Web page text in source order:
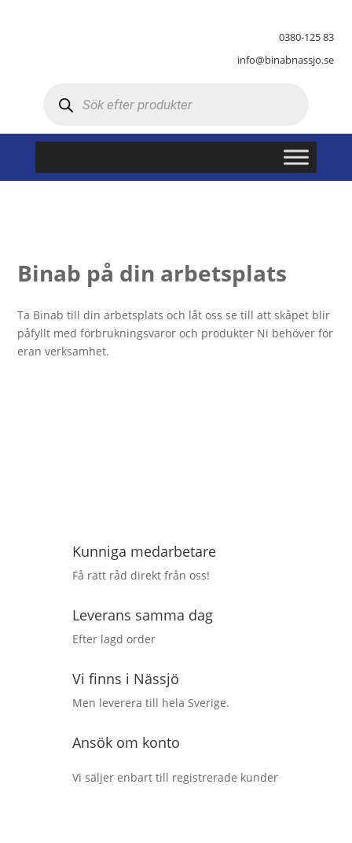
0380-125 83
info@binabnassjo.se
Binab på din arbetsplats
Ta Binab till din arbetsplats och låt oss se till att skåpet blir
påfyllt med förbrukningsvaror och produkter Ni behöver för
eran verksamhet.
Kunniga medarbetare
Få rätt råd direkt från oss!
Leverans samma dag
Efter lagd order
Vi finns i Nässjö
Men leverera till hela Sverige.
Ansök om konto
Vi säljer enbart till registrerade kunder